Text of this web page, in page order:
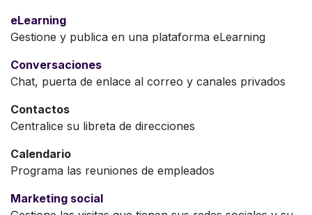
eLearning
Gestione y publica en una plataforma eLearning
Conversaciones
Chat, puerta de enlace al correo y canales privados
Contactos
Centralice su libreta de direcciones
Calendario
Programa las reuniones de empleados
Marketing social